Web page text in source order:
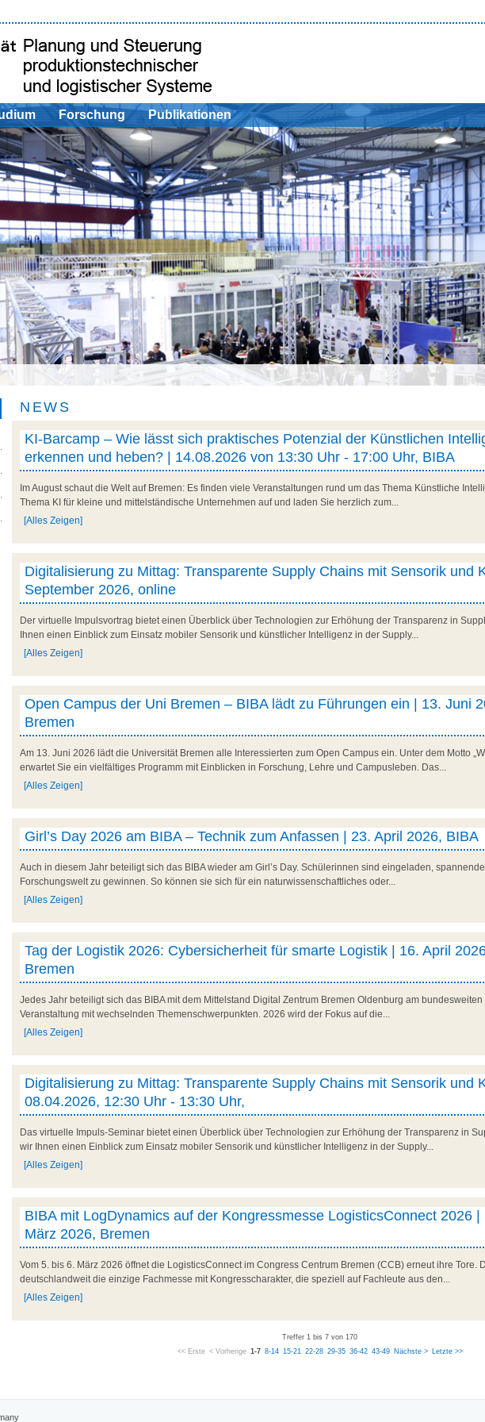
Forschung Publikationen
NEWS
KI-Barcamp – Wie lässt sich praktisches Potenzial der Künstlichen
erkennen und heben? | 14.08.2026 von 13:30 Uhr - 17:00 Uhr, BIBA
Im August schaut die Welt auf Bremen: Es finden viele Veranstaltungen rund um das Thema Künstliche
Thema KI für kleine und mittelständische Unternehmen auf und laden Sie herzlich zum...
[Alles Zeigen]
Digitalisierung zu Mittag: Transparente Supply Chains mit Sensorik und
September 2026, online
Der virtuelle Impulsvortrag bietet einen Überblick über Technologien zur Erhöhung der Transparenz in
Ihnen einen Einblick zum Einsatz mobiler Sensorik und künstlicher Intelligenz in der Supply...
[Alles Zeigen]
Open Campus der Uni Bremen – BIBA lädt zu Führungen ein | 13. Juni
Bremen
Am 13. Juni 2026 lädt die Universität Bremen alle Interessierten zum Open Campus ein. Unter dem Motto
erwartet Sie ein vielfältiges Programm mit Einblicken in Forschung, Lehre und Campusleben. Das...
[Alles Zeigen]
Girl’s Day 2026 am BIBA – Technik zum Anfassen | 23. April 2026, BIBA
Auch in diesem Jahr beteiligt sich das BIBA wieder am Girl’s Day. Schülerinnen sind eingeladen,
Forschungswelt zu gewinnen. So können sie sich für ein naturwissenschaftliches oder...
[Alles Zeigen]
Tag der Logistik 2026: Cybersicherheit für smarte Logistik | 16. April
Bremen
Jedes Jahr beteiligt sich das BIBA mit dem Mittelstand Digital Zentrum Bremen Oldenburg am
Veranstaltung mit wechselnden Themenschwerpunkten. 2026 wird der Fokus auf die...
[Alles Zeigen]
Digitalisierung zu Mittag: Transparente Supply Chains mit Sensorik und
08.04.2026, 12:30 Uhr - 13:30 Uhr,
Das virtuelle Impuls-Seminar bietet einen Überblick über Technologien zur Erhöhung der Transparenz in
wir Ihnen einen Einblick zum Einsatz mobiler Sensorik und künstlicher Intelligenz in der Supply...
[Alles Zeigen]
BIBA mit LogDynamics auf der Kongressmesse LogisticsConnect 2026 |
März 2026, Bremen
Vom 5. bis 6. März 2026 öffnet die LogisticsConnect im Congress Centrum Bremen (CCB) erneut ihre Tore.
deutschlandweit die einzige Fachmesse mit Kongresscharakter, die speziell auf Fachleute aus den...
[Alles Zeigen]
Treffer 1 bis 7 von 170
<< Erste < Vorherige 1-7 8-14 15-21 22-28 29-35 36-42 43-49 Nächste > Letzte >>